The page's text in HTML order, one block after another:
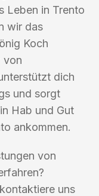
Leben in Trento
wir das
Koch
von
dich
und sorgt
Hab und Gut
ankommen.
von
uns